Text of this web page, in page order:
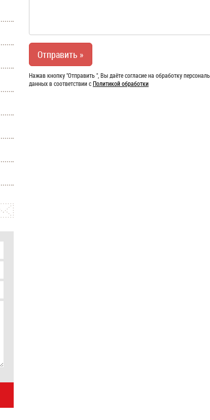
Нажав кнопку "Отправить ", Вы даёте согласие на обработку
данных в соответствии сПолитикой обработки